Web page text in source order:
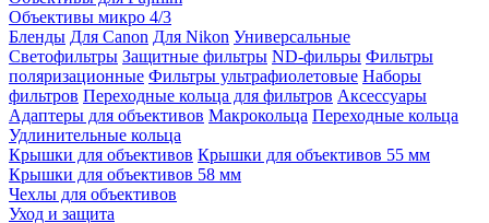
Объективы микро 4/3
Бленды Для Canon Для Nikon Универсальные
Светофильтры Защитные фильтры ND-фильры Фильтры
поляризационные Фильтры ультрафиолетовые Наборы
фильтров Переходные кольца для фильтров Аксессуары
Адаптеры для объективов Макрокольца Переходные кольца
Удлинительные кольца
Крышки для объективов Крышки для объективов 55 мм
Крышки для объективов 58 мм
Чехлы для объективов
Уход и защита